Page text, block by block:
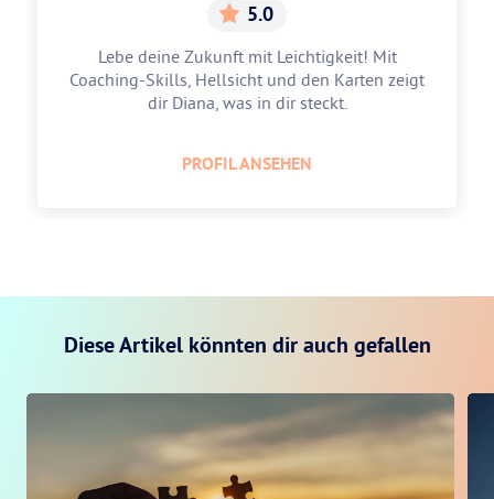
5.0
Lebe deine Zukunft mit Leichtigkeit! Mit
Coaching-Skills, Hellsicht und den Karten zeigt
dir Diana, was in dir steckt.
PROFIL ANSEHEN
Diese Artikel könnten dir auch gefallen